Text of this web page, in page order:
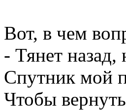
Вот, в чем
- Тянет
Спутник мой
Чтобы